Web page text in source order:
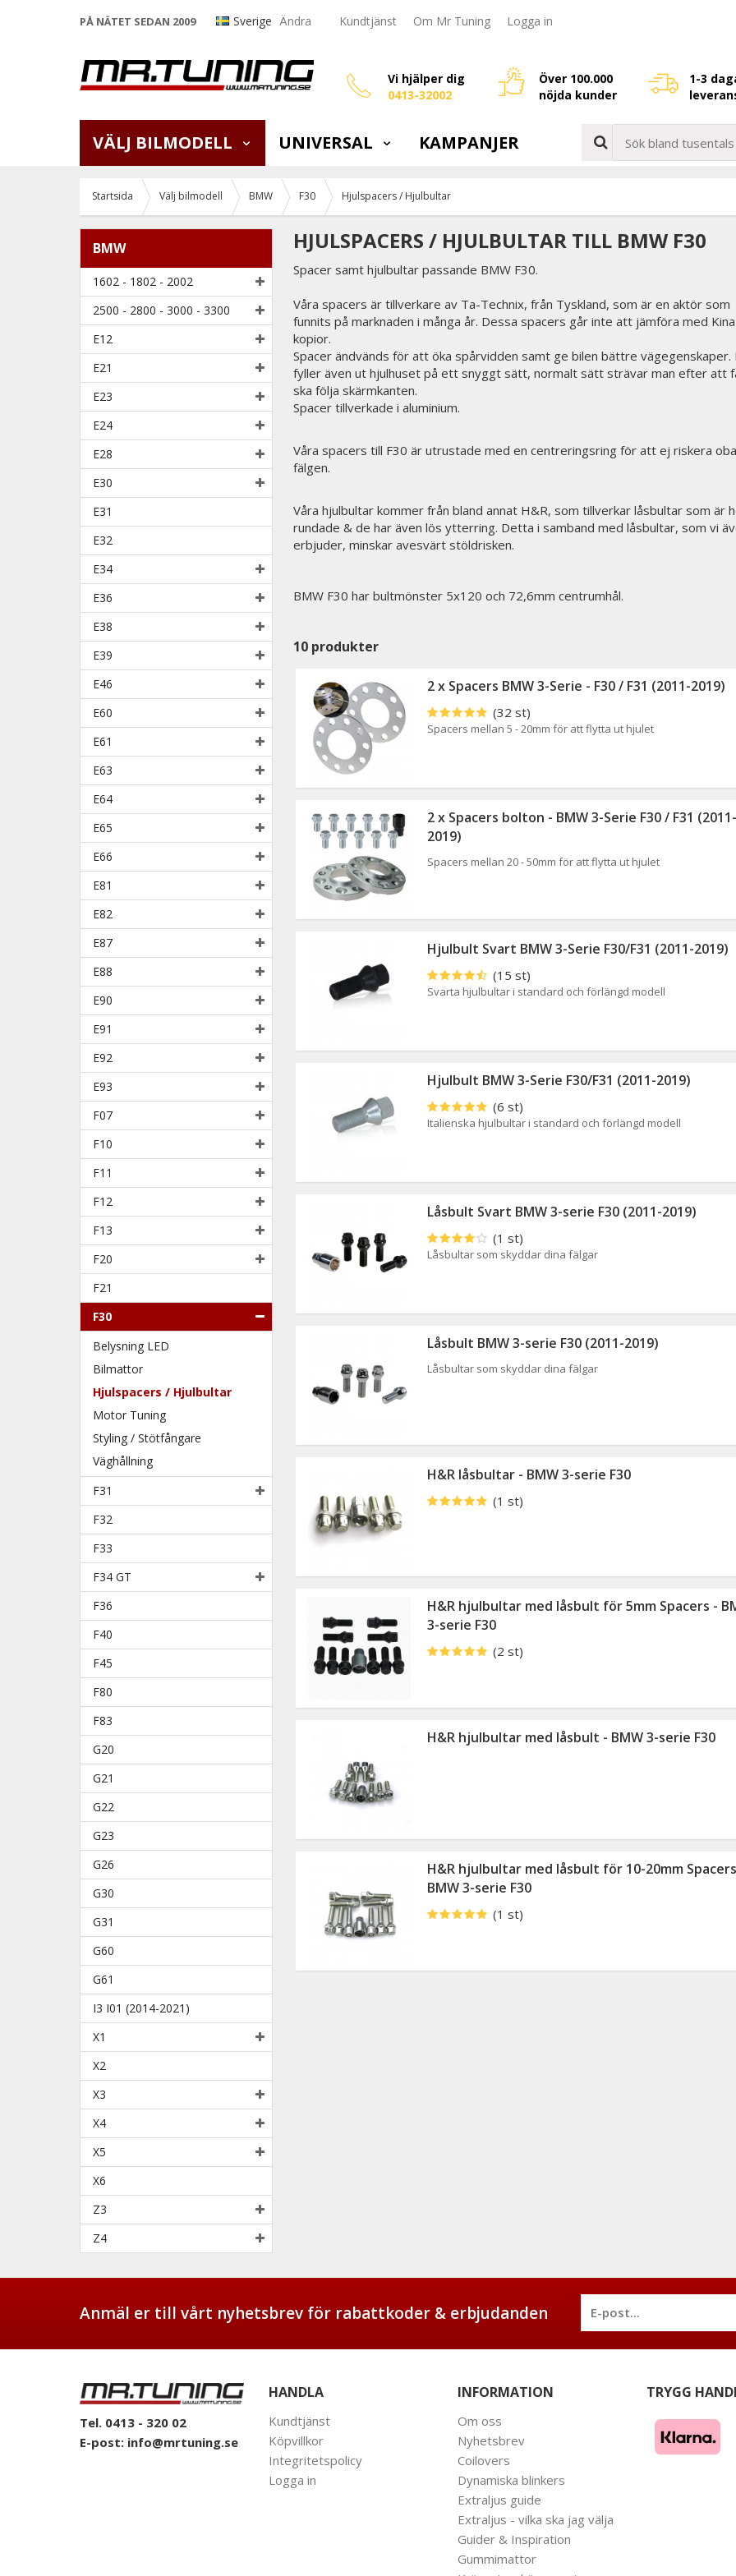
PÅ NÄTET SEDAN 2009 Sverige Ändra Kundtjänst Om Mr Tuning Logga in
Vi hjälper dig
0413-32002
Över 100.000
nöjda kunder
1-3
VÄLJ BILMODELL UNIVERSAL KAMPANJER
Startsida Välj bilmodell BMW F30 Hjulspacers / Hjulbultar
BMW
1602 - 1802 - 2002
2500 - 2800 - 3000 - 3300
E12
E21
E23
E24
E28
E30
E31
E32
E34
E36
E38
E39
E46
E60
E61
E63
E64
E65
E66
E81
E82
E87
E88
E90
E91
E92
E93
F07
F10
F11
F12
F13
F20
F21
F30
Belysning LED
Bilmattor
Hjulspacers / Hjulbultar
Motor Tuning
Styling / Stötfångare
Väghållning
F31
F32
F33
F34 GT
F36
F40
F45
F80
F83
G20
G21
G22
G23
G26
G30
G31
G60
G61
I3 I01 (2014-2021)
X1
X2
X3
X4
X5
X6
Z3
Z4
HJULSPACERS / HJULBULTAR TILL BMW F30
Spacer samt hjulbultar passande BMW F30.
Våra spacers är tillverkare av Ta-Technix, från Tyskland, som är en aktör som
funnits på marknaden i många år. Dessa spacers går inte att jämföra med
kopior.
Spacer ändvänds för att öka spårvidden samt ge bilen bättre
fyller även ut hjulhuset på ett snyggt sätt, normalt sätt strävar man efter att
ska följa skärmkanten.
Spacer tillverkade i aluminium.
Våra spacers till F30 är utrustade med en centreringsring för att ej riskera
fälgen.
Våra hjulbultar kommer från bland annat H&R, som tillverkar låsbultar som är
rundade & de har även lös ytterring. Detta i samband med låsbultar, som vi
erbjuder, minskar avesvärt stöldrisken.
BMW F30 har bultmönster 5x120 och 72,6mm centrumhål.
10 produkter
2 x Spacers BMW 3-Serie - F30 / F31 (2011-2019)
(32 st)
Spacers mellan 5 - 20mm för att flytta ut hjulet
2 x Spacers bolton - BMW 3-Serie F30 / F31 (2011-
2019)
Spacers mellan 20 - 50mm för att flytta ut hjulet
Hjulbult Svart BMW 3-Serie F30/F31 (2011-2019)
(15 st)
Svarta hjulbultar i standard och förlängd modell
Hjulbult BMW 3-Serie F30/F31 (2011-2019)
(6 st)
Italienska hjulbultar i standard och förlängd modell
Låsbult Svart BMW 3-serie F30 (2011-2019)
(1 st)
Låsbultar som skyddar dina fälgar
Låsbult BMW 3-serie F30 (2011-2019)
Låsbultar som skyddar dina fälgar
H&R låsbultar - BMW 3-serie F30
(1 st)
H&R hjulbultar med låsbult för 5mm Spacers -
3-serie F30
(2 st)
H&R hjulbultar med låsbult - BMW 3-serie F30
H&R hjulbultar med låsbult för 10-20mm
BMW 3-serie F30
(1 st)
Anmäl er till vårt nyhetsbrev för rabattkoder & erbjudanden
Tel. 0413 - 320 02
E-post: info@mrtuning.se
HANDLA
Kundtjänst
Köpvillkor
Integritetspolicy
Logga in
INFORMATION
Om oss
Nyhetsbrev
Coilovers
Dynamiska blinkers
Extraljus guide
Extraljus - vilka ska jag välja
Guider & Inspiration
Gummimattor
TRYGG